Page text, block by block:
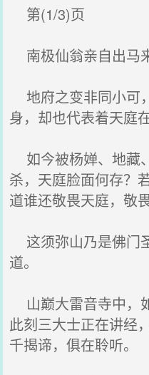
第(1/3)页
南极仙翁亲自出马
地府之变非同小可
身，却也代表着天庭
如今被杨婵、地藏
杀，天庭脸面何存？
道谁还敬畏天庭，敬
这须弥山乃是佛门
道。
山巅大雷音寺中，
此刻三大士正在讲经
千揭谛，俱在聆听。